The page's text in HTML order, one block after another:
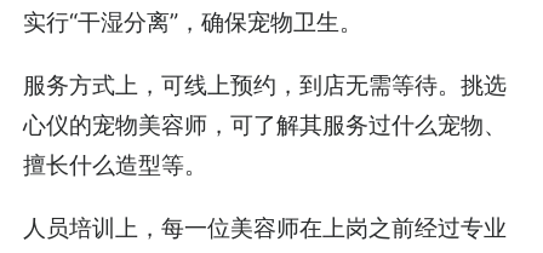
实行“干湿分离”，确保宠物卫生。
服务方式上，可线上预约，到店无需等待。挑选
心仪的宠物美容师，可了解其服务过什么宠物、
擅长什么造型等。
人员培训上，每一位美容师在上岗之前经过专业